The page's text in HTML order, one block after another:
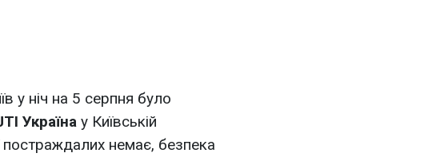
у ніч на 5 серпня було
Україна у Київській
постраждалих немає, безпека